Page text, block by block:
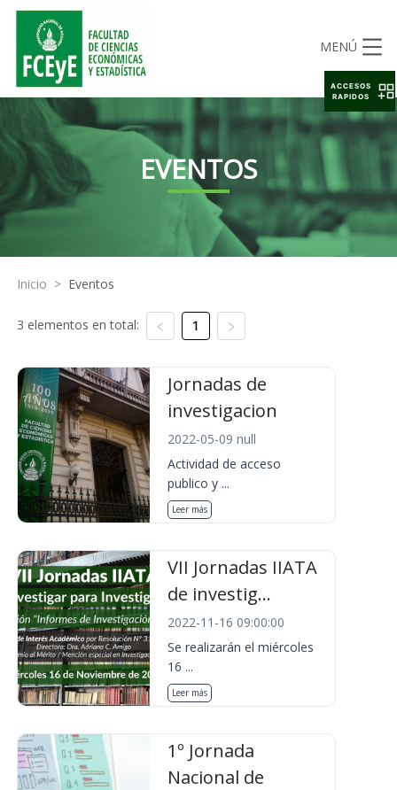
MENÚ
EVENTOS
Inicio > Eventos
3 elementos en total: 1
Jornadas de
investigacion
2022-05-09 null
Actividad de acceso
publico y ...
Leer más
VII Jornadas IIATA
de investig...
2022-11-16 09:00:00
Se realizarán el miércoles
16 ...
Leer más
1º Jornada
Nacional de
ACCESOS
RAPIDOS